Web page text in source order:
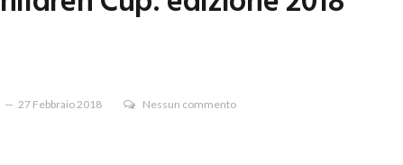
27 Febbraio 2018 Nessun commento